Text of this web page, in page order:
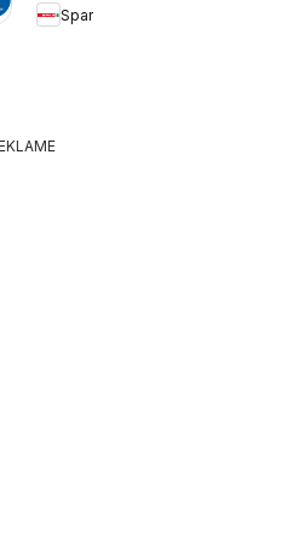
Spar